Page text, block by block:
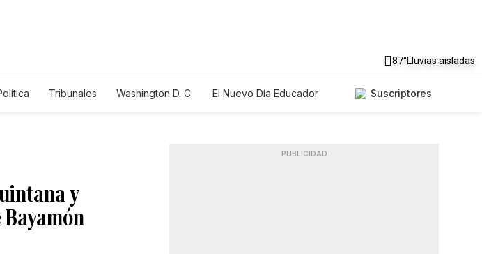
87°Lluvias aisladas
Tribunales Washington D. C.
El Nuevo Día Educador
Suscriptores
y
PUBLICIDAD